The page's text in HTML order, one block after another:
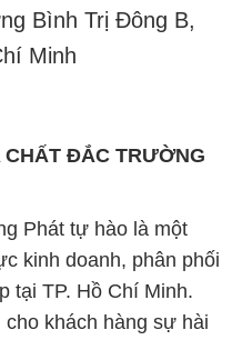
Bình Trị Đông B,
Minh
CHẤT ĐẮC TRƯỜNG
Phát tự hào là một
kinh doanh, phân phối
tại TP. Hồ Chí Minh.
khách hàng sự hài